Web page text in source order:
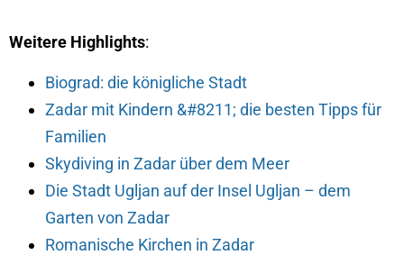
Weitere Highlights:
Biograd: die königliche Stadt
Zadar mit Kindern &#8211; die besten Tipps für
Familien
Skydiving in Zadar über dem Meer
Die Stadt Ugljan auf der Insel Ugljan – dem
Garten von Zadar
Romanische Kirchen in Zadar